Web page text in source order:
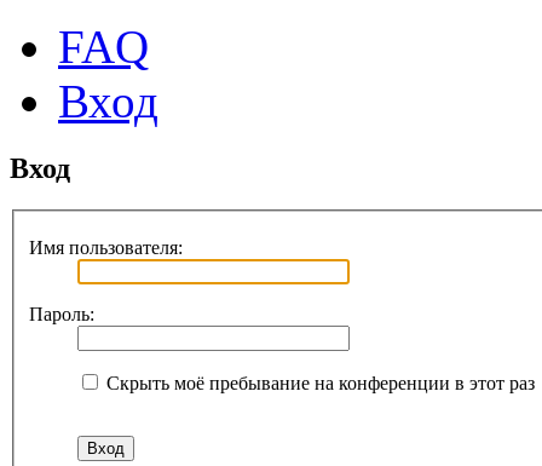
FAQ
Вход
Вход
Имя пользователя:
Пароль:
Скрыть моё пребывание на конференции в этот раз